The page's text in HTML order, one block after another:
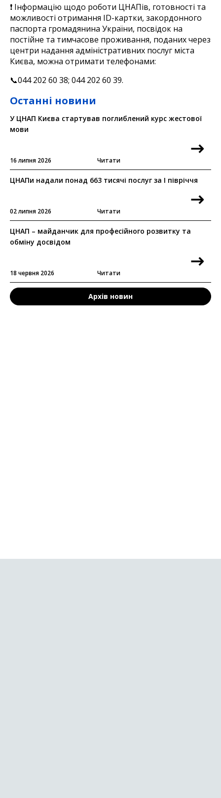
❗️ Інформацію щодо роботи ЦНАПів, готовності та
можливості отримання ID-картки, закордонного
паспорта громадянина України, посвідок на
постійне та тимчасове проживання, поданих через
центри надання адміністративних послуг міста
Києва, можна отримати телефонами:
📞044 202 60 38; 044 202 60 39.
Останні новини
У ЦНАП Києва стартував поглиблений курс жестової
мови
16 липня 2026 Читати
ЦНАПи надали понад 663 тисячі послуг за I півріччя
02 липня 2026 Читати
ЦНАП – майданчик для професійного розвитку та
обміну досвідом
18 червня 2026 Читати
Архів новин